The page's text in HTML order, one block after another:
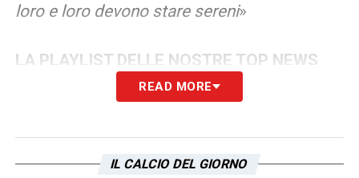
loro e loro devono stare sereni»
LA PLAYLIST DELLE NOSTRE TOP NEWS
READ MORE
IL CALCIO DEL GIORNO